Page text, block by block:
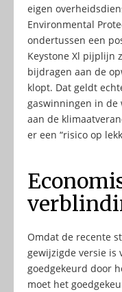
eigen
Environmental
ondertussen een
Keystone Xl pijplijn
bijdragen aan de
klopt. Dat geldt
gaswinningen in de
aan de
er een “risico op
Omdat de recente
gewijzigde versie is
goedgekeurd door
moet het